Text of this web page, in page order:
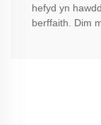
hefyd yn
berffaith. Dim